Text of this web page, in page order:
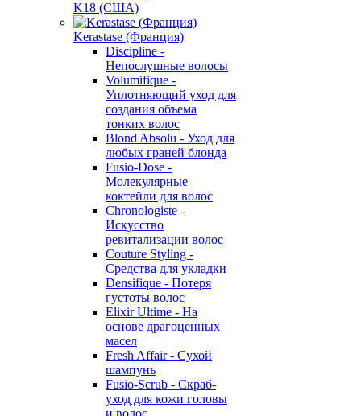
K18 (США)
Kerastase (Франция)
Discipline -
Непослушные волосы
Volumifique -
Уплотняющий уход для
создания объема
тонких волос
Blond Absolu - Уход для
любых граней блонда
Fusio-Dose -
Молекулярные
коктейли для волос
Chronologiste -
Искусство
ревитализации волос
Couture Styling -
Средства для укладки
Densifique - Потеря
густоты волос
Elixir Ultime - На
основе драгоценных
масел
Fresh Affair - Сухой
шампунь
Fusio-Scrub - Скраб-
уход для кожи головы
и волос